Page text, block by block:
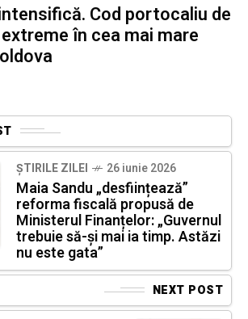
Cod portocaliu de
în cea mai mare
ȘTIRILE ZILEI 26 iunie 2026
Maia Sandu „desființează”
reforma fiscală propusă de
Ministerul Finanțelor: „Guvernul
trebuie să-și mai ia timp. Astăzi
nu este gata”
NEXT POST